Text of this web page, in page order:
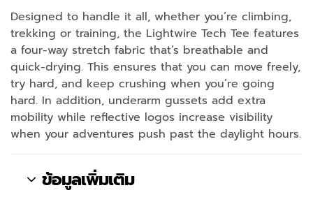
Designed to handle it all, whether you’re climbing,
trekking or training, the Lightwire Tech Tee features
a four-way stretch fabric that’s breathable and
quick-drying. This ensures that you can move freely,
try hard, and keep crushing when you’re going
hard. In addition, underarm gussets add extra
mobility while reflective logos increase visibility
when your adventures push past the daylight hours.
ข้อมูลเพิ่มเติม